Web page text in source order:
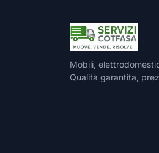
Mobili,
Qualità garantita,